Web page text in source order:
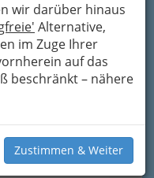
wir darüber hinaus
Alternative,
im Zuge Ihrer
auf das
beschränkt – nähere
Zustimmen & Weiter
Schuh